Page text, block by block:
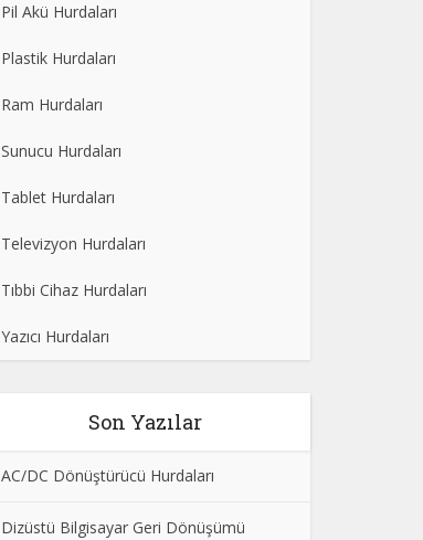
Pil Akü Hurdaları
Plastik Hurdaları
Ram Hurdaları
Sunucu Hurdaları
Tablet Hurdaları
Televizyon Hurdaları
Tıbbi Cihaz Hurdaları
Yazıcı Hurdaları
Son Yazılar
AC/DC Dönüştürücü Hurdaları
Dizüstü Bilgisayar Geri Dönüşümü